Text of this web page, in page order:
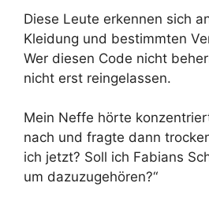
Diese Leute erkennen sich
Kleidung und bestimmten
Wer diesen Code nicht
nicht erst reingelassen.
Mein Neffe hörte
nach und fragte dann
ich jetzt? Soll ich Fabians
um dazuzugehören?“